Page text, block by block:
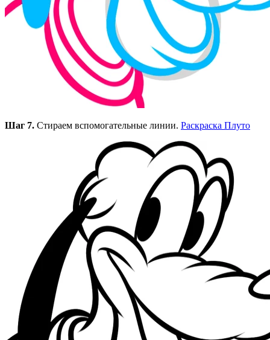
Шаг 7. Стираем вспомогательные линии. Раскраска Плуто